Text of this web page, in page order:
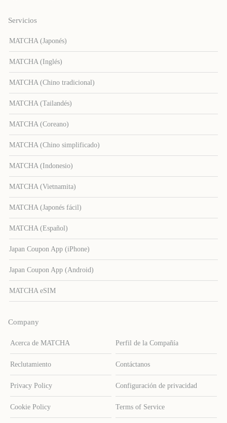
Servicios
MATCHA (Japonés)
MATCHA (Inglés)
MATCHA (Chino tradicional)
MATCHA (Tailandés)
MATCHA (Coreano)
MATCHA (Chino simplificado)
MATCHA (Indonesio)
MATCHA (Vietnamita)
MATCHA (Japonés fácil)
MATCHA (Español)
Japan Coupon App (iPhone)
Japan Coupon App (Android)
MATCHA eSIM
Company
Acerca de MATCHA Perfil de la Compañía
Reclutamiento Contáctanos
Privacy Policy Configuración de privacidad
Cookie Policy Terms of Service